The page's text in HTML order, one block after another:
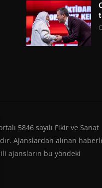
5846 sayılı Fikir ve Sanat
Ajanslardan alınan
ajansların bu yöndeki